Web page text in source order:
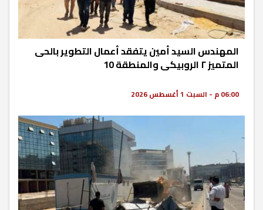
المهندس السيد أمين يتفقد أعمال التطوير بالحى
المتميز ٢ الروبيكى والمنطقة 10
06:00 م - السبت 1 أغسطس 2026